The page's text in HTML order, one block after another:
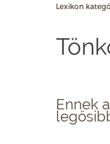
Lexikon
Ennek